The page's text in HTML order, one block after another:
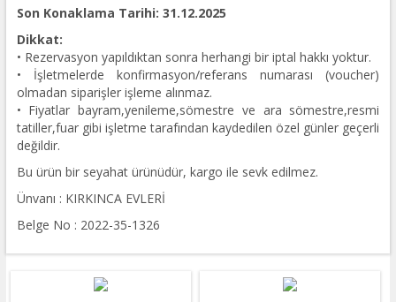
Son Konaklama Tarihi: 31.12.2025
Dikkat:
• Rezervasyon yapıldıktan sonra herhangi bir iptal hakkı yoktur.
• İşletmelerde konfirmasyon/referans numarası (voucher)
olmadan siparişler işleme alınmaz.
• Fiyatlar bayram,yenileme,sömestre ve ara sömestre,resmi
tatiller,fuar gibi işletme tarafından kaydedilen özel günler geçerli
değildir.
Bu ürün bir seyahat ürünüdür, kargo ile sevk edilmez.
Ünvanı : KIRKINCA EVLERİ
Belge No : 2022-35-1326